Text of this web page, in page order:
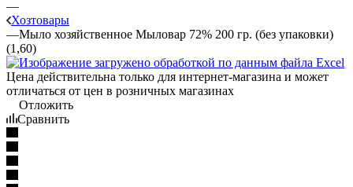
—
Хозтовары
—Мыло хозяйственное Мыловар 72% 200 гр. (без упаковки)
(1,60)
Цена действительна только для интернет-магазина и может
отличаться от цен в розничных магазинах
Отложить
Сравнить